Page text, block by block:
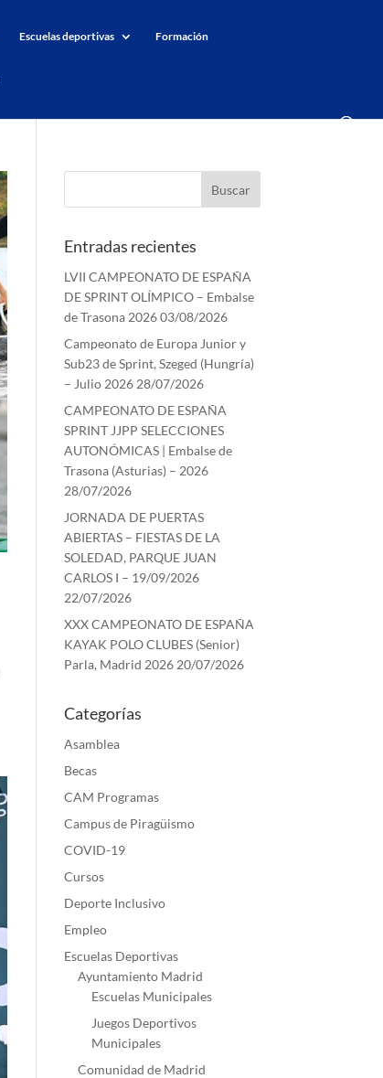
Escuelas deportivas Formación
Entradas recientes
LVII CAMPEONATO DE ESPAÑA
DE SPRINT OLÍMPICO – Embalse
de Trasona 202603/08/2026
Campeonato de Europa Junior y
Sub23 de Sprint, Szeged (Hungría)
– Julio 2026 28/07/2026
CAMPEONATO DE ESPAÑA
SPRINT JJPP SELECCIONES
AUTONÓMICAS | Embalse de
Trasona (Asturias) – 2026
28/07/2026
JORNADA DE PUERTAS
ABIERTAS – FIESTAS DE LA
SOLEDAD, PARQUE JUAN
CARLOS I – 19/09/2026
22/07/2026
XXX CAMPEONATO DE ESPAÑA
KAYAK POLO CLUBES (Senior)
Parla, Madrid 2026 20/07/2026
Categorías
Asamblea
Becas
CAM Programas
Campus de Piragüismo
COVID-19
Cursos
Deporte Inclusivo
Empleo
Escuelas Deportivas
Ayuntamiento Madrid
Escuelas Municipales
Juegos Deportivos
Municipales
Comunidad de Madrid